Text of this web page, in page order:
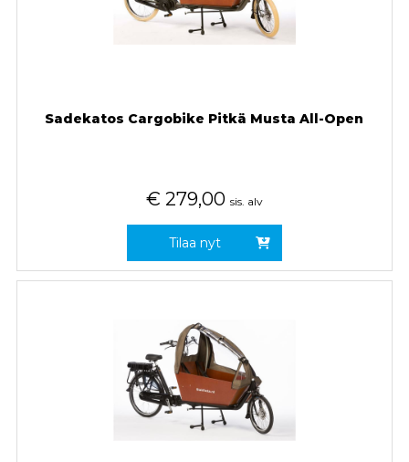
Sadekatos Cargobike Pitkä Musta All-Open
€ 279,00 sis. alv
Tilaa nyt